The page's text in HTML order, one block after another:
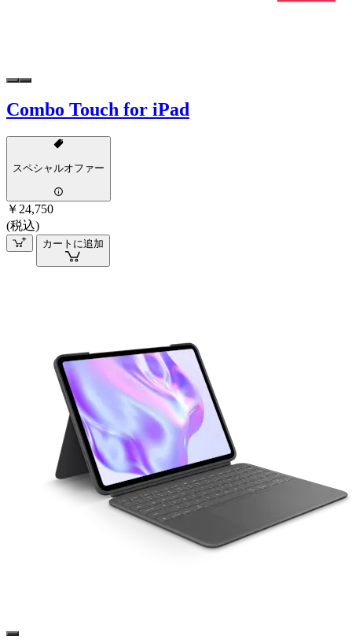
Combo Touch for iPad
スペシャルオファー
￥24,750
(税込)
カートに追加